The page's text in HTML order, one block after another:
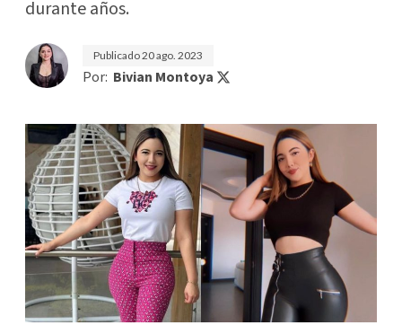
durante años.
Publicado20 ago. 2023
Por: Bivian Montoya